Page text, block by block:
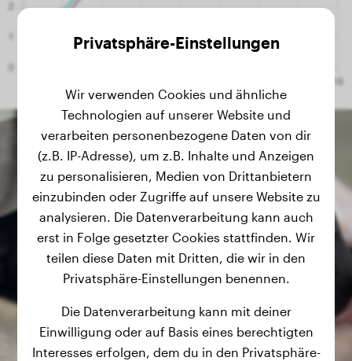
Privatsphäre-Einstellungen
Wir verwenden Cookies und ähnliche
Technologien auf unserer Website und
verarbeiten personenbezogene Daten von dir
(z.B. IP-Adresse), um z.B. Inhalte und Anzeigen
zu personalisieren, Medien von Drittanbietern
einzubinden oder Zugriffe auf unsere Website zu
analysieren. Die Datenverarbeitung kann auch
erst in Folge gesetzter Cookies stattfinden. Wir
teilen diese Daten mit Dritten, die wir in den
Privatsphäre-Einstellungen benennen.
Die Datenverarbeitung kann mit deiner
Einwilligung oder auf Basis eines berechtigten
Interesses erfolgen, dem du in den Privatsphäre-